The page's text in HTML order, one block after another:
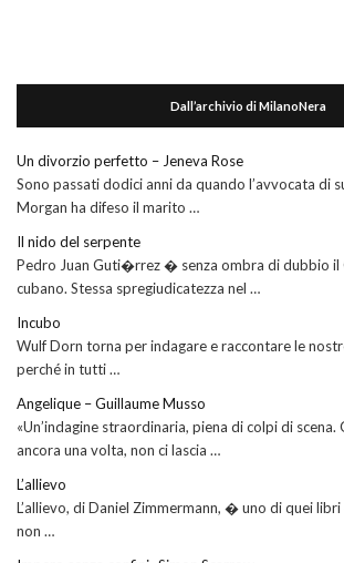
Dall’archivio di MilanoNera
Un divorzio perfetto – Jeneva Rose
Sono passati dodici anni da quando l’avvocata di
Morgan ha difeso il marito …
Il nido del serpente
Pedro Juan Guti�rrez � senza ombra di dubbio il
cubano. Stessa spregiudicatezza nel …
Incubo
Wulf Dorn torna per indagare e raccontare le
perché in tutti …
Angelique – Guillaume Musso
«Un’indagine straordinaria, piena di colpi di scena.
ancora una volta, non ci lascia …
L’allievo
L’allievo, di Daniel Zimmermann, � uno di quei
non …